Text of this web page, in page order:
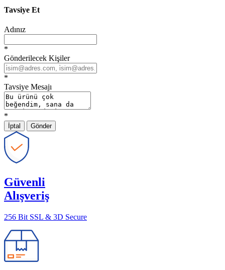
Tavsiye Et
Adınız
*
Gönderilecek Kişiler
*
Tavsiye Mesajı
*
İptal Gönder
Güvenli
Alışveriş
256 Bit SSL & 3D Secure